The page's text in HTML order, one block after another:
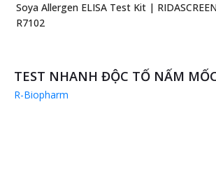
Soya Allergen ELISA Test Kit |
R7102
TEST NHANH ĐỘC TỐ NẤM
R-Biopharm